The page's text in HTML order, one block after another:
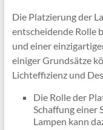
Die Platzierung der
entscheidende Rolle
und einer
einiger Grundsätze
Lichteffizienz und
Die Rolle der
Schaffung einer
Lampen kann